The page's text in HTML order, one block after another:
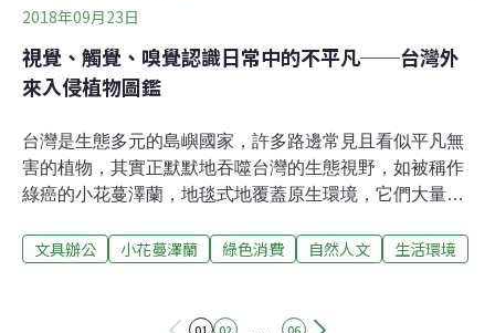
2018年09月23日
視覺、觸覺、嗅覺認識日常中的不平凡──台灣外
來入侵植物圖鑑
台灣是生態多元的島嶼國家，許多路邊常見且看似平凡無
害的植物，其實正默默地吞噬台灣的生態視野，如被稱作
綠癌的小花蔓澤蘭，地毯式地覆蓋原生環境，它們大量繁
到外來種對於台灣本土環境造成的影響，因此他們選擇了
以為常的不平凡。特別的是，紙植走訪台灣多處山區、荒
文具辦公 小花蔓澤蘭 綠色消費 自然人文 生活環境